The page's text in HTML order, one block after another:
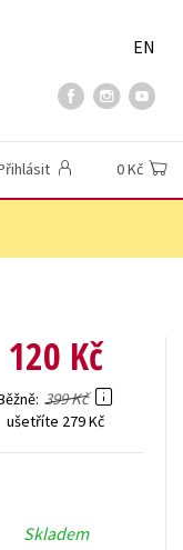
EN
0 Kč
120 Kč
399 Kč
ušetříte 279 Kč
Skladem